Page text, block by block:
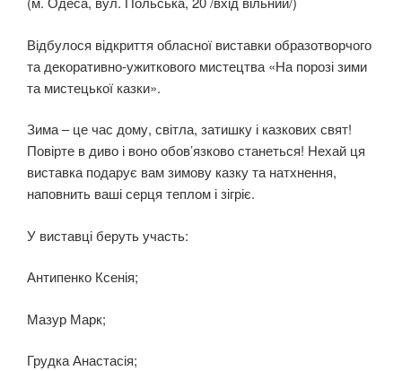
Відбулося відкриття обласної виставки образотворчого
та декоративно-ужиткового мистецтва «На порозі зими
та мистецької казки».
Зима – це час дому, світла, затишку і казкових свят!
Повірте в диво і воно обов’язково станеться! Нехай ця
виставка подарує вам зимову казку та натхнення,
наповнить ваші серця теплом і зігріє.
У виставці беруть участь:
Антипенко Ксенія;
Мазур Марк;
Грудка Анастасія;